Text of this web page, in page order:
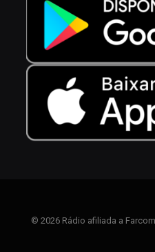
© 2026 Rádio afiliada a